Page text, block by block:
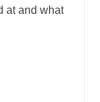
at and what